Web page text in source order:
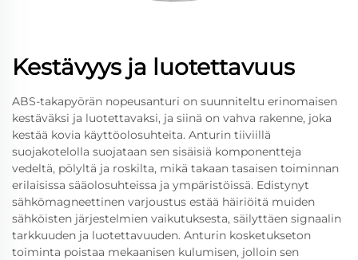
Kestävyys ja luotettavuus
ABS-takapyörän nopeusanturi on suunniteltu erinomaisen
kestäväksi ja luotettavaksi, ja siinä on vahva rakenne, joka
kestää kovia käyttöolosuhteita. Anturin tiiviillä
suojakotelolla suojataan sen sisäisiä komponentteja
vedeltä, pölyltä ja roskilta, mikä takaan tasaisen toiminnan
erilaisissa sääolosuhteissa ja ympäristöissä. Edistynyt
sähkömagneettinen varjoustus estää häiriöitä muiden
sähköisten järjestelmien vaikutuksesta, säilyttäen signaalin
tarkkuuden ja luotettavuuden. Anturin kosketukseton
toiminta poistaa mekaanisen kulumisen, jolloin sen